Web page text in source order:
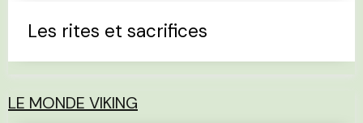
Les rites et sacrifices
LE MONDE VIKING